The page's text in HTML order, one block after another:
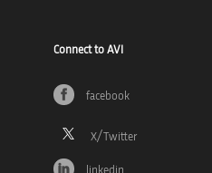
Connect to AVI
facebook
linkedin